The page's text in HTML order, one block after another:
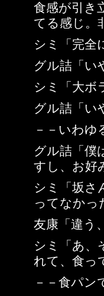
食感が引き
てる感じ。
シミ「完全
グル詰「い
シミ「大ボ
グル詰「
－－いわゆ
グル詰「僕
すし、お好
シミ「坂さ
ってなかっ
友康「違う
シミ「あ、
れて、食っ
－－食パン